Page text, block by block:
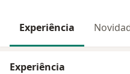
Experiência
Experiência